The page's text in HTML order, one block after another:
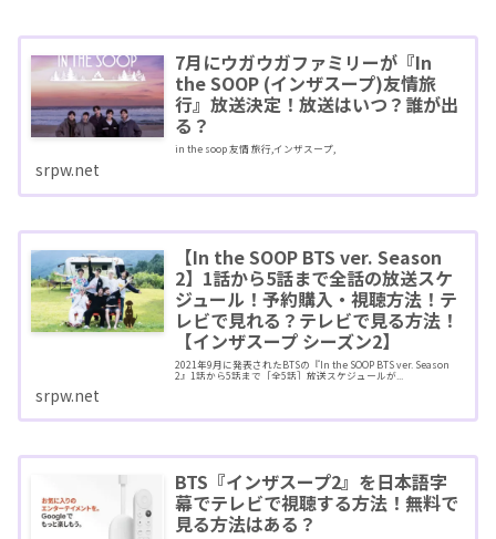
7月にウガウガファミリーが『In
the SOOP (インザスープ)友情旅
行』放送決定！放送はいつ？誰が出
る？
in the soop 友情 旅行,インザスープ,
srpw.net
【In the SOOP BTS ver. Season
2】1話から5話まで全話の放送スケ
ジュール！予約購入・視聴方法！テ
レビで見れる？テレビで見る方法！
【インザスープ シーズン2】
2021年9月に発表されたBTSの『In the SOOP BTS ver. Season
2』1話から5話まで［全5話］放送スケジュールが...
srpw.net
BTS『インザスープ2』を日本語字
幕でテレビで視聴する方法！無料で
見る方法はある？